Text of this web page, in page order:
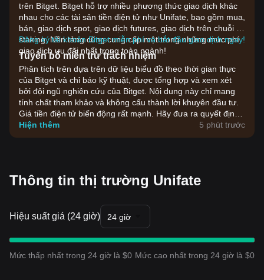
trên Bitget. Bitget hỗ trợ nhiều phương thức giao dịch khác
nhau cho các tài sản tiền điện tử như Unifate, bao gồm mua,
bán, giao dịch spot, giao dịch futures, giao dịch trên chuỗi và
staking. Nền tảng cũng cung cấp một trong những mức phí
giao dịch ưu đãi nhất trong toàn ngành!
Đăng ký tài khoản Bitget miễn phí và bắt đầu giao dịch ngay!
Tuyên bố miễn trừ trách nhiệm
Phân tích trên dựa trên dữ liệu biểu đồ theo thời gian thực
của Bitget và chỉ báo kỹ thuật, được tổng hợp và xem xét
bởi đội ngũ nghiên cứu của Bitget. Nội dung này chỉ mang
tính chất tham khảo và không cấu thành lời khuyên đầu tư.
Giá tiền điện tử biến động rất mạnh. Hãy đưa ra quyết định
đầu tư dựa trên khả năng chấp nhận rủi ro của bản thân.
Hiện thêm 5 phút trước
Thông tin thị trường Unifate
Hiệu suất giá (24 giờ) 24 giờ
Mức thấp nhất trong 24 giờ là $0 Mức cao nhất trong 24 giờ là $0